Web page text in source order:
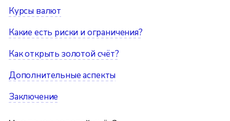
Курсы валют
Какие есть риски и ограничения?
Как открыть золотой счёт?
Дополнительные аспекты
Заключение